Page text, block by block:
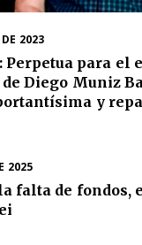
2023
para el
Diego Muniz
y
2025
falta de fondos,